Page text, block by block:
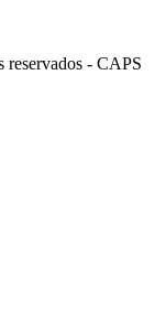
- CAPS